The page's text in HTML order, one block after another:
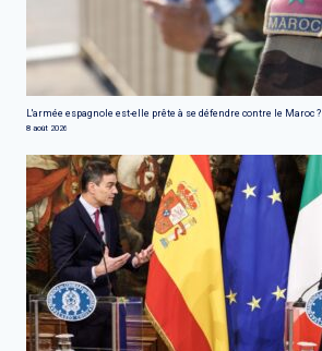
L'armée espagnole est-elle prête à se défendre contre le Maroc ?
8 août 2026